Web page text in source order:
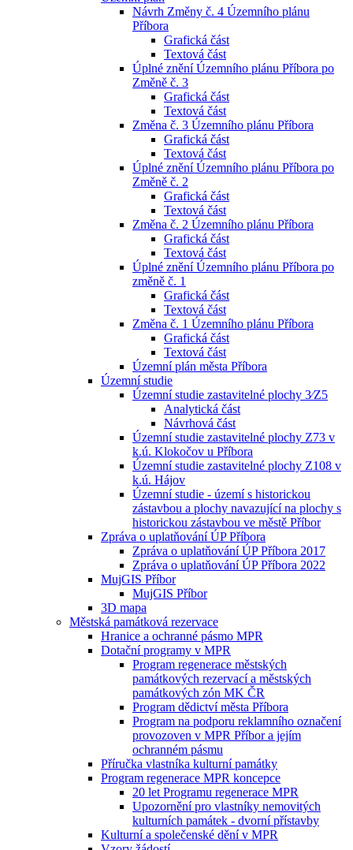
Návrh Změny č. 4 Územního plánu
Příbora
Grafická část
Textová část
Úplné znění Územního plánu Příbora po
Změně č. 3
Grafická část
Textová část
Změna č. 3 Územního plánu Příbora
Grafická část
Textová část
Úplné znění Územního plánu Příbora po
Změně č. 2
Grafická část
Textová část
Změna č. 2 Územního plánu Příbora
Grafická část
Textová část
Úplné znění Územního plánu Příbora po
změně č. 1
Grafická část
Textová část
Změna č. 1 Územního plánu Příbora
Grafická část
Textová část
Územní plán města Příbora
Územní studie
Územní studie zastavitelné plochy 3⁄Z5
Analytická část
Návrhová část
Územní studie zastavitelné plochy Z73 v
k.ú. Klokočov u Příbora
Územní studie zastavitelné plochy Z108 v
k.ú. Hájov
Územní studie - území s historickou
zástavbou a plochy navazující na plochy s
historickou zástavbou ve městě Příbor
Zpráva o uplatňování ÚP Příbora
Zpráva o uplatňování ÚP Příbora 2017
Zpráva o uplatňování ÚP Příbora 2022
MujGIS Příbor
MujGIS Příbor
3D mapa
Městská památková rezervace
Hranice a ochranné pásmo MPR
Dotační programy v MPR
Program regenerace městských
památkových rezervací a městských
památkových zón MK ČR
Program dědictví města Příbora
Program na podporu reklamního označení
provozoven v MPR Příbor a jejím
ochranném pásmu
Příručka vlastníka kulturní památky
Program regenerace MPR koncepce
20 let Programu regenerace MPR
Upozornění pro vlastníky nemovitých
kulturních památek - dvorní přístavby
Kulturní a společenské dění v MPR